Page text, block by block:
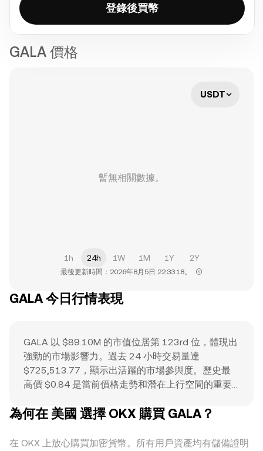
登錄後買幣
GALA 價格
USDT
暫無相關數據。
1h 24h 1W 1M 1Y 2Y
最後更新時間：2026年8月5日 22:33:18。
GALA 今日行情表現
GALA 以 $89.10M 的市值位居第 123rd 位，體現出
強勁的市場影響力。過去 24 小時交易量達
$725,513.77，顯示出活躍的市場參與度。歷史最
高價 $0.84 是當前價格走勢和潛在上行空間的重要
高點相結合，表明該資產是一項備受交易者關注、具
為何在 美國 選擇 OKX 購買 GALA？
在 OKX 上放心購買加密貨幣。所有用戶資產均有儲備證明